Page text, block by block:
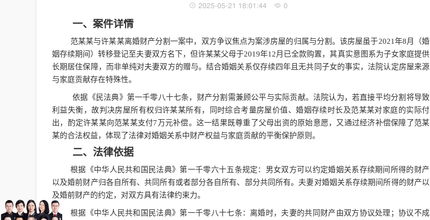
2025-05-21 18:01:44 0
一、案件详情
范某某与许某某离婚财产分割一案中，双方争议焦点为案涉房屋的归属与分割。该房屋虽于2021年8月（婚
姻存续期间）转移登记至夫妻双方名下，但许某某父母于2019年12月已全款购置，其真实意图系为子女家庭提供
长期居住保障，而非单纯对夫妻双方的赠与。结合婚姻关系仅存续四年且无共同子女的事实，法院认定房屋来源
与家庭贡献存在特殊性。
依据《民法典》第一千零八十七条，财产分割需兼顾公平与实际贡献。法院认为，若直接平均分割将导致
利益失衡，故判决房屋所有权归许某某所有，同时综合考量房屋价值、婚姻存续时长及范某某对家庭的实际付
出，酌定许某某向范某某支付7万元补偿。这一结果既尊重了父母出资的原始意愿，又通过经济补偿保障了范某
某的合法权益，体现了法律对婚姻关系中财产权益与家庭贡献的平衡保护原则。
二、法律依据
根据《中华人民共和国民法典》第一千零六十五条规定：男女双方可以约定婚姻关系存续期间所得的财产
以及婚前财产归各自所有、共同所有或者部分各自所有、部分共同所有。夫妻对婚姻关系存续期间所得的财产以
及婚前财产的约定，对双方具有法律约束力。
根据《中华人民共和国民法典》第一千零八十七条：离婚时，夫妻的共同财产由双方协议处理；协议不成